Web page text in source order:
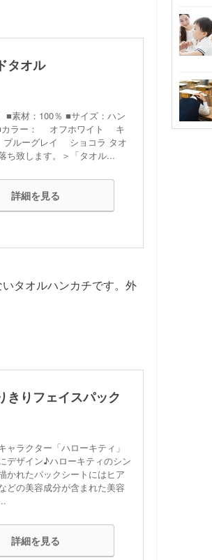
タオル
■素材：100％ ■サイズ：ハン
■カラー： オフホワイト キ
ルーグレイ ショコラ タオ
ち致します。＞「タオル...
詳細を見る
タオルハンカチです。外
きりフェイスパック
ャラクター「ハローキティ」
デザイン♪ハローキティのシン
かれたパックシートにはヒア
どの美容成分が含まれた美容
詳細を見る